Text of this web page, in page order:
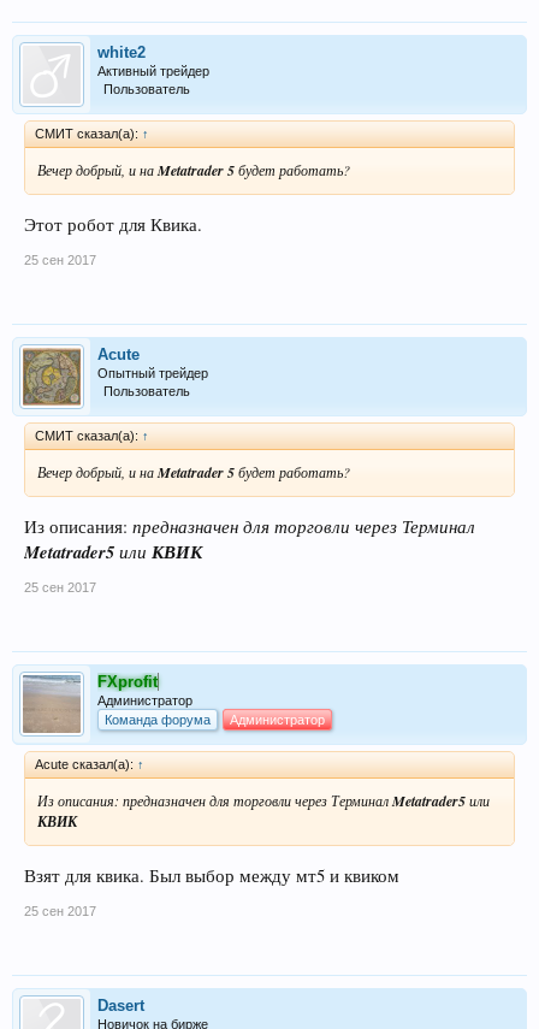
white2
Активный трейдер
Пользователь
СМИТ сказал(а): ↑
Вечер добрый, и наMetatrader 5будет работать?
Этот робот для Квика.
25 сен 2017
Acute
Опытный трейдер
Пользователь
СМИТ сказал(а): ↑
Вечер добрый, и наMetatrader 5будет работать?
Из описания: предназначен для торговли через Терминал
Metatrader5 или КВИК
25 сен 2017
FXprofit
Администратор
Команда форума
Администратор
Acute сказал(а): ↑
Из описания: предназначен для торговли через ТерминалMetatrader5или
КВИК
Взят для квика. Был выбор между мт5 и квиком
25 сен 2017
Dasert
Новичок на бирже